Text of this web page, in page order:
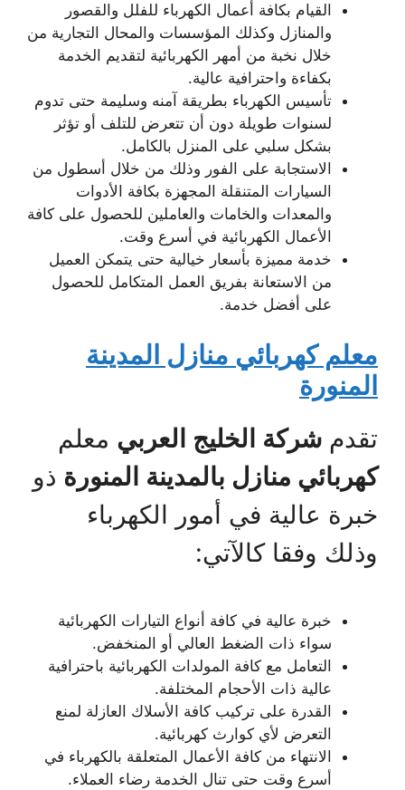
القيام بكافة أعمال الكهرباء للفلل والقصور
والمنازل وكذلك المؤسسات والمحال التجارية من
خلال نخبة من أمهر الكهربائية لتقديم الخدمة
بكفاءة واحترافية عالية.
تأسيس الكهرباء بطريقة آمنه وسليمة حتى تدوم
لسنوات طويلة دون أن تتعرض للتلف أو تؤثر
بشكل سلبي على المنزل بالكامل.
الاستجابة على الفور وذلك من خلال أسطول من
السيارات المتنقلة المجهزة بكافة الأدوات
والمعدات والخامات والعاملين للحصول على كافة
الأعمال الكهربائية في أسرع وقت.
خدمة مميزة بأسعار خيالية حتى يتمكن العميل
من الاستعانة بفريق العمل المتكامل للحصول
على أفضل خدمة.
معلم كهربائي منازل المدينة
المنورة
تقدم شركة الخليج العربي معلم
كهربائي منازل بالمدينة المنورة ذو
خبرة عالية في أمور الكهرباء
وذلك وفقا كالآتي:
خبرة عالية في كافة أنواع التيارات الكهربائية
سواء ذات الضغط العالي أو المنخفض.
التعامل مع كافة المولدات الكهربائية باحترافية
عالية ذات الأحجام المختلفة.
القدرة على تركيب كافة الأسلاك العازلة لمنع
التعرض لأي كوارث كهربائية.
الانتهاء من كافة الأعمال المتعلقة بالكهرباء في
أسرع وقت حتى تنال الخدمة رضاء العملاء.